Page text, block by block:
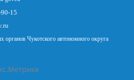
15
органов Чукотского автономного округа